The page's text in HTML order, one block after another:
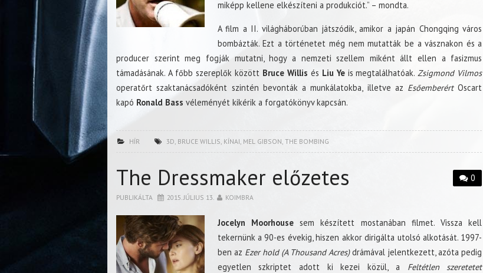
miképp kellene elkészíteni a produkciót.” – mondta.
A film a II. világháborúban játszódik, amikor a japán Chongqing város
bombázták. Ezt a történetet még nem mutatták be a vásznakon és a
producer szerint meg fogják mutatni, hogy a nemzeti szellem miként állt ellen a fasizmus
támadásának. A főbb szereplők közöttBruce Willis és Liu Yeis megtalálhatóak.Zsigmond Vilmos
operatőrt szaktanácsadóként szintén bevonták a munkálatokba, illetve az EsőemberértOscart
kapó Ronald Bass véleményét kikérik a forgatókönyv kapcsán.
HÍR 3D, BRUCE WILLIS, KÍNAI, MEL GIBSON, THE BOMBING
0
The Dressmaker előzetes
PUBLIKÁLTA 2015. JÚLIUS 13. KOIMBRA
Jocelyn Moorhousesem készített mostanában filmet. Vissza kell
tekernünk a 90-es évekig, hiszen akkor dirigálta utolsó alkotását. 1997-
ben az Ezer hold (A Thousand Acres)drámával jelentkezett, azóta pedig
egyetlen szkriptet adott ki kezei közül, a Feltétlen szeretetet